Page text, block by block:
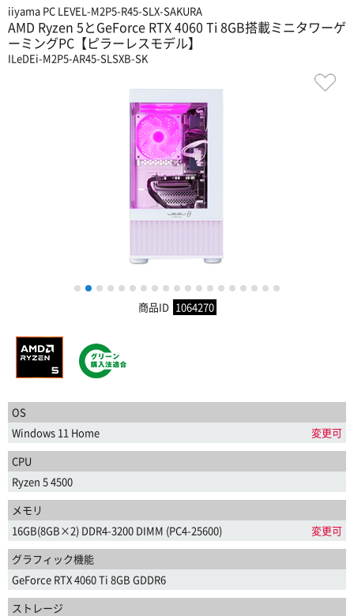
iiyama PC LEVEL-M2P5-R45-SLX-SAKURA
AMD Ryzen 5とGeForce RTX 4060 Ti 8GB搭載ミニタワーゲ
ーミングPC【ピラーレスモデル】
ILeDEi-M2P5-AR45-SLSXB-SK
1 2 3 4 5 6 7 8 9 10 11 12 13 14 15 16 17 18
商品ID 1064270
OS
Windows 11 Home
変更可
CPU
Ryzen 5 4500
メモリ
16GB(8GB×2) DDR4-3200 DIMM (PC4-25600)
変更可
グラフィック機能
GeForce RTX 4060 Ti 8GB GDDR6
ストレージ